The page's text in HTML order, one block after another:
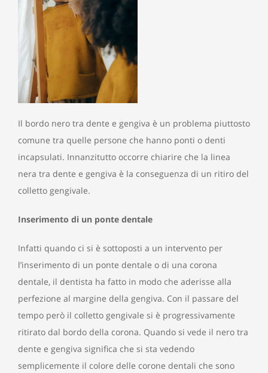
Il bordo nero tra dente e gengiva è un problema piuttosto
comune tra quelle persone che hanno ponti o denti
incapsulati. Innanzitutto occorre chiarire che la linea
nera tra dente e gengiva è la conseguenza di un ritiro del
colletto gengivale.
Inserimento di un ponte dentale
Infatti quando ci si è sottoposti a un intervento per
l’inserimento di un ponte dentale o di una corona
dentale, il dentista ha fatto in modo che aderisse alla
perfezione al margine della gengiva. Con il passare del
tempo però il colletto gengivale si è progressivamente
ritirato dal bordo della corona. Quando si vede il nero tra
dente e gengiva significa che si sta vedendo
semplicemente il colore delle corone dentali che sono